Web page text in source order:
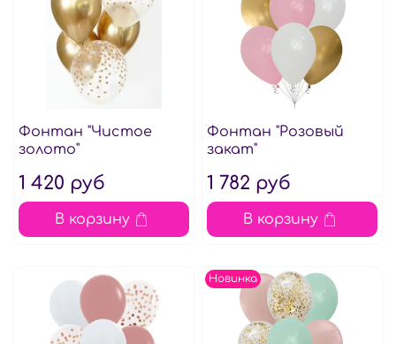
Фонтан "Чистое
золото"
1 420 руб
В корзину
Фонтан "Розовый
закат"
1 782 руб
В корзину
Новинка